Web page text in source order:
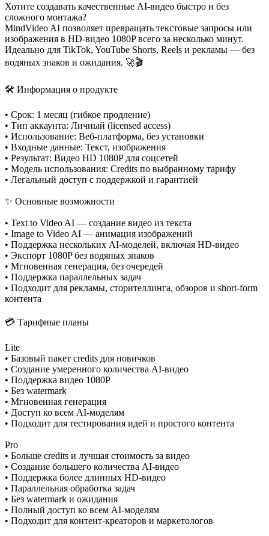
Хотите создавать качественные AI-видео быстро и без
сложного монтажа?
MindVideo AI позволяет превращать текстовые запросы или
изображения в HD-видео 1080P всего за несколько минут.
Идеально для TikTok, YouTube Shorts, Reels и рекламы — без
водяных знаков и ожидания. 🚀🎬
🛠 Информация о продукте
• Срок: 1 месяц (гибкое продление)
• Тип аккаунта: Личный (licensed access)
• Использование: Веб-платформа, без установки
• Входные данные: Текст, изображения
• Результат: Видео HD 1080P для соцсетей
• Модель использования: Credits по выбранному тарифу
• Легальный доступ с поддержкой и гарантией
✨ Основные возможности
• Text to Video AI — создание видео из текста
• Image to Video AI — анимация изображений
• Поддержка нескольких AI-моделей, включая HD-видео
• Экспорт 1080P без водяных знаков
• Мгновенная генерация, без очередей
• Поддержка параллельных задач
• Подходит для рекламы, сторителлинга, обзоров и short-form
контента
💳 Тарифные планы
Lite
• Базовый пакет credits для новичков
• Создание умеренного количества AI-видео
• Поддержка видео 1080P
• Без watermark
• Мгновенная генерация
• Доступ ко всем AI-моделям
• Подходит для тестирования идей и простого контента
Pro
• Больше credits и лучшая стоимость за видео
• Создание большего количества AI-видео
• Поддержка более длинных HD-видео
• Параллельная обработка задач
• Без watermark и ожидания
• Полный доступ ко всем AI-моделям
• Подходит для контент-креаторов и маркетологов